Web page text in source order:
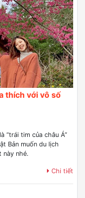
thích với vô số
“trái tim của châu Á”
Bản muốn du lịch
này nhé.
Chi tiết